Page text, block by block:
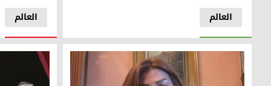
العالم العالم